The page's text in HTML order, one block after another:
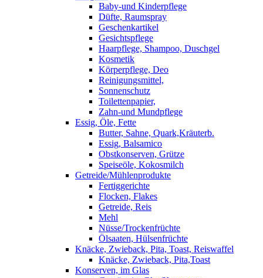
Baby-und Kinderpflege
Düfte, Raumspray
Geschenkartikel
Gesichtspflege
Haarpflege, Shampoo, Duschgel
Kosmetik
Körperpflege, Deo
Reinigungsmittel,
Sonnenschutz
Toilettenpapier,
Zahn-und Mundpflege
Essig, Öle, Fette
Butter, Sahne, Quark,Kräuterb.
Essig, Balsamico
Obstkonserven, Grütze
Speiseöle, Kokosmilch
Getreide/Mühlenprodukte
Fertiggerichte
Flocken, Flakes
Getreide, Reis
Mehl
Nüsse/Trockenfrüchte
Ölsaaten, Hülsenfrüchte
Knäcke, Zwieback, Pita, Toast, Reiswaffel
Knäcke, Zwieback, Pita,Toast
Konserven, im Glas